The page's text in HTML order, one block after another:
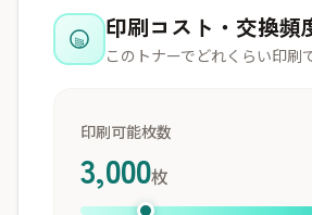
印刷コスト・交換頻
このトナーでどれくらい印刷
印刷可能枚数
3,000枚